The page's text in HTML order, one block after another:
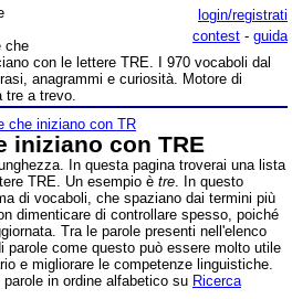
login/registrati
contest - guida
che
con le lettere TRE. I 970 vocaboli dal
anagrammi e curiosità. Motore di
tre a trevo.
che iniziano con TR
iniziano con TRE
In questa pagina troverai una lista
TRE. Un esempio è tre . In questo
di vocaboli, che spaziano dai termini più
dimenticare di controllare spesso, poiché
Tra le parole presenti nell'elenco
parole come questo può essere molto utile
e migliorare le competenze linguistiche.
parole in ordine alfabetico su Ricerca